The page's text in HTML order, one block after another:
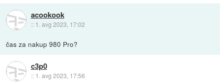
acookook
:: 1. avg 2023, 17:02
čas za nakup 980 Pro?
c3p0
:: 1. avg 2023, 17:56